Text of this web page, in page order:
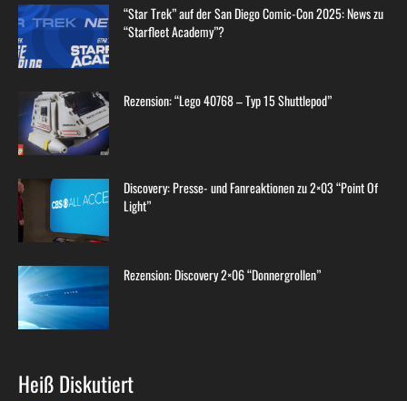
“Star Trek” auf der San Diego Comic-Con 2025: News zu
“Starfleet Academy”?
Rezension: “Lego 40768 – Typ 15 Shuttlepod”
Discovery: Presse- und Fanreaktionen zu 2×03 “Point Of
Light”
Rezension: Discovery 2×06 “Donnergrollen”
Heiß Diskutiert